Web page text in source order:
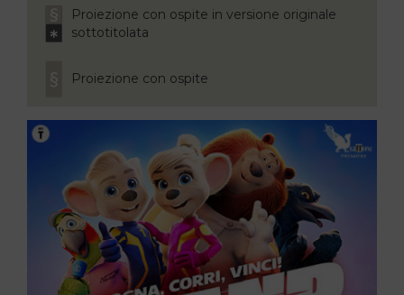
Proiezione con ospite in versione originale
sottotitolata
Proiezione con ospite